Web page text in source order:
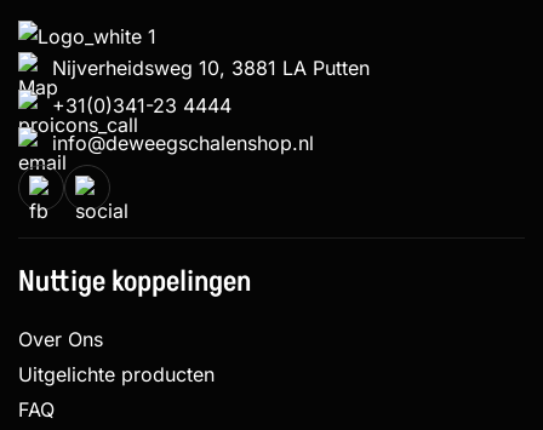
Nijverheidsweg 10, 3881 LA Putten
+31(0)341-23 4444
info@deweegschalenshop.nl
Nuttige koppelingen
Over Ons
Uitgelichte producten
FAQ